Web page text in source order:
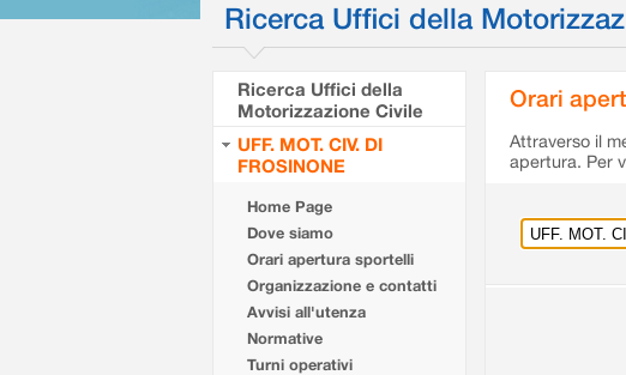
Ricerca Uffici della
Ricerca Uffici della
Motorizzazione Civile
UFF. MOT. CIV. DI
FROSINONE
Home Page
Dove siamo
Orari apertura sportelli
Organizzazione e contatti
Avvisi all'utenza
Normative
Turni operativi
Orari
Attraverso il
apertura. Per